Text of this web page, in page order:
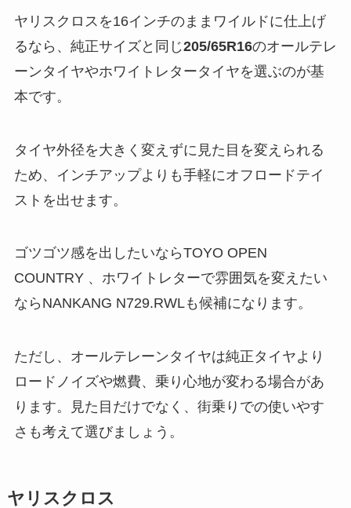
ヤリスクロスを16インチのままワイルドに仕上げ
るなら、純正サイズと同じ205/65R16のオールテレ
ーンタイヤやホワイトレタータイヤを選ぶのが基
本です。
タイヤ外径を大きく変えずに見た目を変えられる
ため、インチアップよりも手軽にオフロードテイ
ストを出せます。
ゴツゴツ感を出したいならTOYO OPEN
COUNTRY 、ホワイトレターで雰囲気を変えたい
ならNANKANG N729.RWLも候補になります。
ただし、オールテレーンタイヤは純正タイヤより
ロードノイズや燃費、乗り心地が変わる場合があ
ります。見た目だけでなく、街乗りでの使いやす
さも考えて選びましょう。
ヤリスクロス